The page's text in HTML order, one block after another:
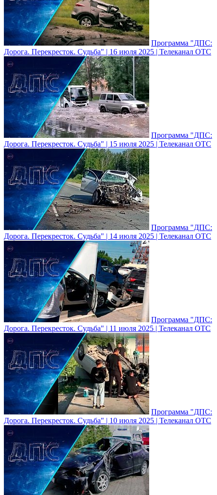
Программа "ДПС:
Дорога. Перекресток. Судьба" | 16 июля 2025 | Телеканал ОТС
Программа "ДПС:
Дорога. Перекресток. Судьба" | 15 июля 2025 | Телеканал ОТС
Программа "ДПС:
Дорога. Перекресток. Судьба" | 14 июля 2025 | Телеканал ОТС
Программа "ДПС:
Дорога. Перекресток. Судьба" | 11 июля 2025 | Телеканал ОТС
Программа "ДПС:
Дорога. Перекресток. Судьба" | 10 июля 2025 | Телеканал ОТС